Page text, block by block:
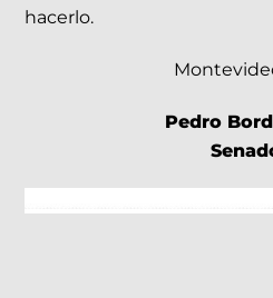
hacerlo.
Pedro